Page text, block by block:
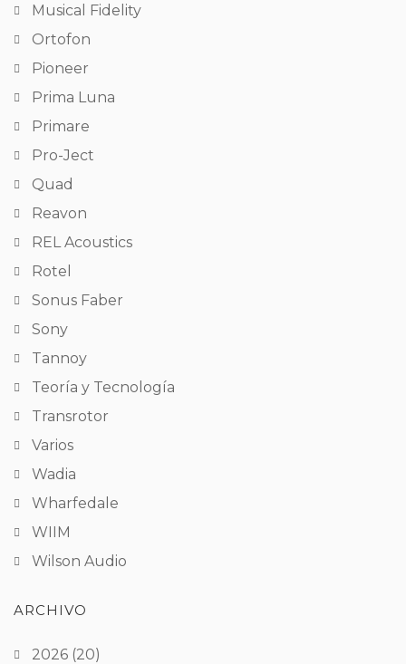
Musical Fidelity
Ortofon
Pioneer
Prima Luna
Primare
Pro-Ject
Quad
Reavon
REL Acoustics
Rotel
Sonus Faber
Sony
Tannoy
Teoría y Tecnología
Transrotor
Varios
Wadia
Wharfedale
WIIM
Wilson Audio
ARCHIVO
2026 (20)